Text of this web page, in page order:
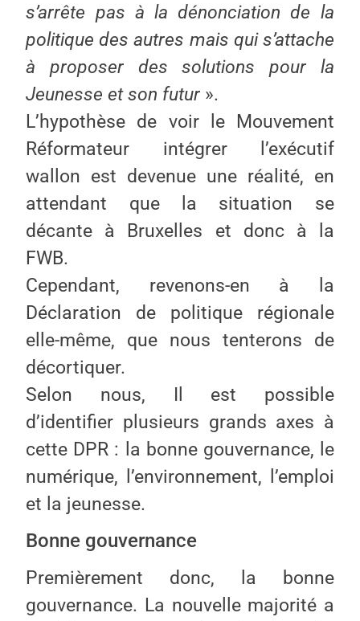
s’arrête pas à la dénonciation de la
politique des autres mais qui s’attache
à proposer des solutions pour la
Jeunesse et son futur ».
L’hypothèse de voir le Mouvement
Réformateur intégrer l’exécutif
wallon est devenue une réalité, en
attendant que la situation se
décante à Bruxelles et donc à la
FWB.
Cependant, revenons-en à la
Déclaration de politique régionale
elle-même, que nous tenterons de
décortiquer.
Selon nous, Il est possible
d’identifier plusieurs grands axes à
cette DPR : la bonne gouvernance, le
numérique, l’environnement, l’emploi
et la jeunesse.
Bonne gouvernance
Premièrement donc, la bonne
gouvernance. La nouvelle majorité a